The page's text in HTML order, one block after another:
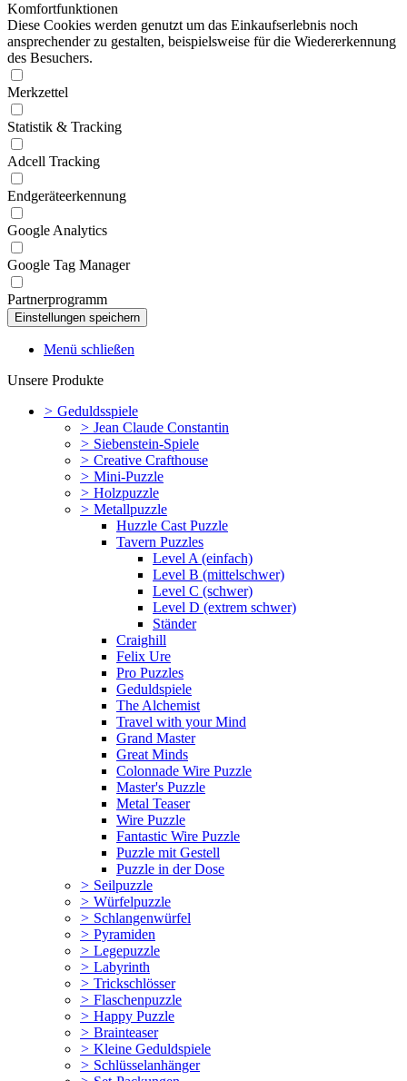
Komfortfunktionen
Diese Cookies werden genutzt um das Einkaufserlebnis noch
ansprechender zu gestalten, beispielsweise für die Wiedererkennung
des Besuchers.
Merkzettel
Statistik & Tracking
Adcell Tracking
Endgeräteerkennung
Google Analytics
Google Tag Manager
Partnerprogramm
Menü schließen
Unsere Produkte
> Geduldsspiele
> Jean Claude Constantin
> Siebenstein-Spiele
> Creative Crafthouse
> Mini-Puzzle
> Holzpuzzle
> Metallpuzzle
Huzzle Cast Puzzle
Tavern Puzzles
Level A (einfach)
Level B (mittelschwer)
Level C (schwer)
Level D (extrem schwer)
Ständer
Craighill
Felix Ure
Pro Puzzles
Geduldspiele
The Alchemist
Travel with your Mind
Grand Master
Great Minds
Colonnade Wire Puzzle
Master's Puzzle
Metal Teaser
Wire Puzzle
Fantastic Wire Puzzle
Puzzle mit Gestell
Puzzle in der Dose
> Seilpuzzle
> Würfelpuzzle
> Schlangenwürfel
> Pyramiden
> Legepuzzle
> Labyrinth
> Trickschlösser
> Flaschenpuzzle
> Happy Puzzle
> Brainteaser
> Kleine Geduldspiele
> Schlüsselanhänger